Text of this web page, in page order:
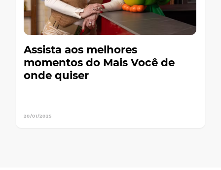
Assista aos melhores
momentos do Mais Você de
onde quiser
20/01/2025